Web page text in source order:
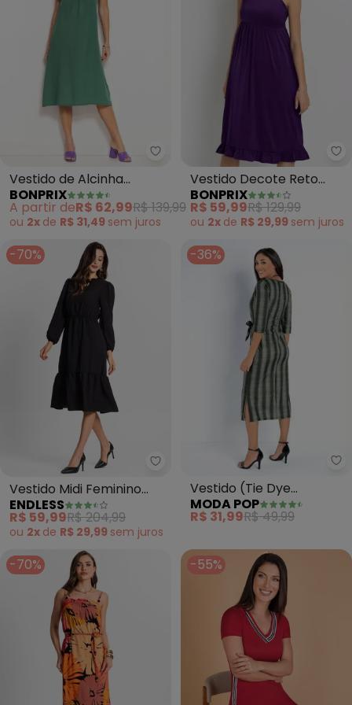
bonprix - Vestido de Alcinha
Vestido de Alcinha
Decote V (Verde)
BONPRIX
A partir deR$ 62,99R$ 139,99
ou 2x de R$ 31,49 sem juros
Vestido Decote Reto
(Roxo)
BONPRIX
R$ 59,99R$ 129,99
ou 2x de R$ 29,99 sem juros
-70%
Endless - Vestido Midi
Vestido Midi Feminino
Manga Longa (Preto)
ENDLESS
R$ 59,99R$ 204,99
ou 2x de R$ 29,99 sem juros
-36%
Vestido (Tie Dye
Chumbo) com Fendas e
Amarração
MODA POP
R$ 31,99R$ 49,99
-70% -55%